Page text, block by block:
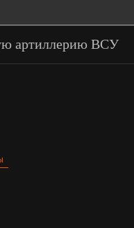
артиллерию ВСУ